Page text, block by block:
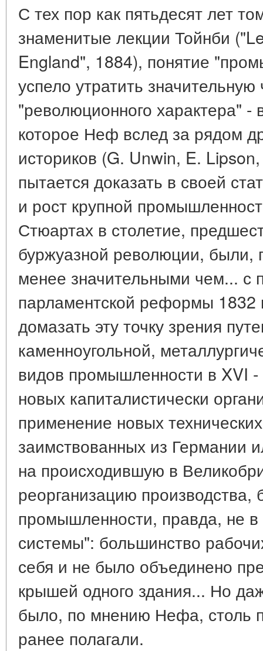
С тех пор как пятьдесят лет
знаменитые лекции Тойнби
England", 1884), понятие
успело утратить значительную
"революционного характера" -
которое Неф вслед за рядом
историков (G. Unwin, E.
пытается доказать в своей
и рост крупной
Стюартах в столетие,
буржуазной революции,
менее значительными чем... с
парламентской реформы 1832
домазать эту точку зрения
каменноугольной,
видов промышленности в XVI
новых капиталистически
применение новых
заимствованных из Германии
на происходившую в
реорганизацию производства,
промышленности, правда, не
системы": большинство
себя и не было объединено
крышей одного здания... Но
было, по мнению Нефа, столь
ранее полагали.